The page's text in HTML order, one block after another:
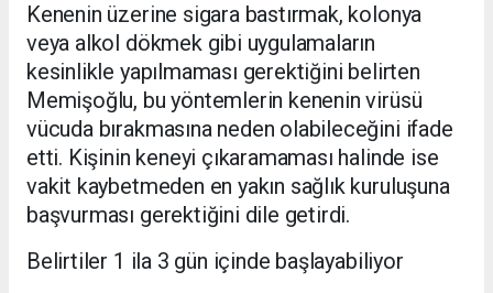
Kenenin üzerine sigara bastırmak, kolonya
veya alkol dökmek gibi uygulamaların
kesinlikle yapılmaması gerektiğini belirten
Memişoğlu, bu yöntemlerin kenenin virüsü
vücuda bırakmasına neden olabileceğini ifade
etti. Kişinin keneyi çıkaramaması halinde ise
vakit kaybetmeden en yakın sağlık kuruluşuna
başvurması gerektiğini dile getirdi.
Belirtiler 1 ila 3 gün içinde başlayabiliyor